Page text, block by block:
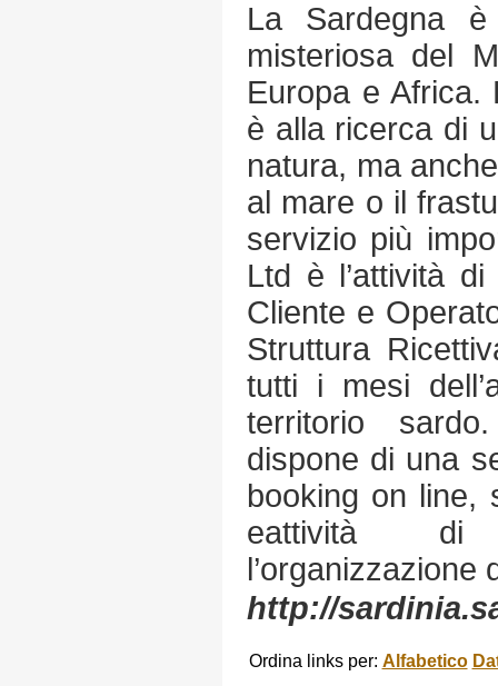
La Sardegna
misteriosa del
Europa e Africa.
è alla ricerca di
natura, ma
al mare o il
servizio più
Ltd è l’attività
Cliente e
Struttura
tutti i mesi
territorio
dispone di una
booking on line,
eattività di
l’organizzazione
http://
Ordina links per: Alfabetico